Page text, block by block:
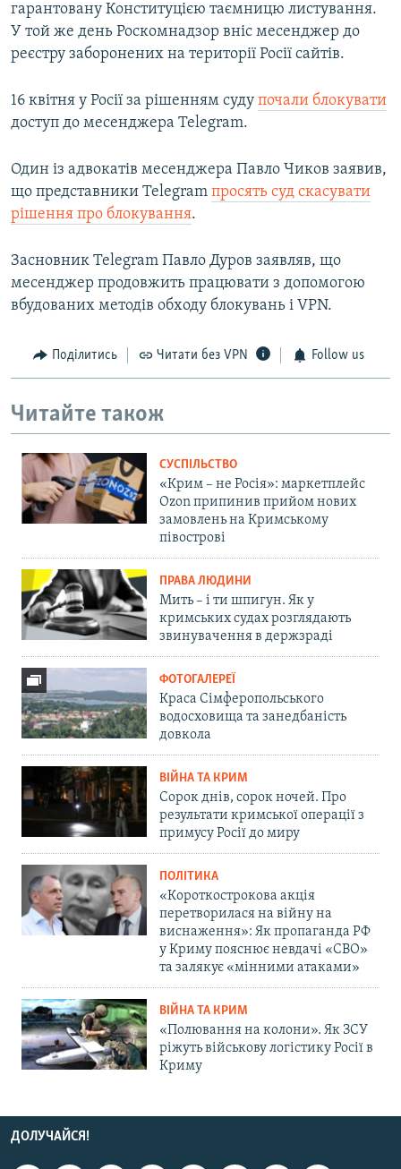
гарантовану Конституцією таємницю листування.
У той же день Роскомнадзор вніс месенджер до
реєстру заборонених на території Росії сайтів.
16 квітня у Росії за рішенням суду почали блокувати
доступ до месенджера Telegram.
Один із адвокатів месенджера Павло Чиков заявив,
що представники Telegram просять суд скасувати
рішення про блокування.
Засновник Telegram Павло Дуров заявляв, що
месенджер продовжить працювати з допомогою
вбудованих методів обходу блокувань і VPN.
Поділитись Читати без VPN Follow us
Читайте також
СУСПІЛЬСТВО
«Крим – не Росія»: маркетплейс
Ozon припинив прийом нових
замовлень на Кримському
півострові
ПРАВА ЛЮДИНИ
Мить – і ти шпигун. Як у
кримських судах розглядають
звинувачення в держзраді
ФОТОГАЛЕРЕЇ
Краса Сімферопольського
водосховища та занедбаність
довкола
ВІЙНА ТА КРИМ
Сорок днів, сорок ночей. Про
результати кримської операції з
примусу Росії до миру
ПОЛІТИКА
«Короткострокова акція
перетворилася на війну на
виснаження»: Як пропаганда РФ
у Криму пояснює невдачі «СВО»
та залякує «мінними атаками»
ВІЙНА ТА КРИМ
«Полювання на колони». Як ЗСУ
ріжуть військову логістику Росії в
Криму
ДОЛУЧАЙСЯ!